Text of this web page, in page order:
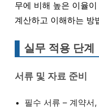
무에 비해 높은 이율
계산하고 이해하는 방
실무 적용 단계
서류 및 자료 준비
필수 서류 – 계약서